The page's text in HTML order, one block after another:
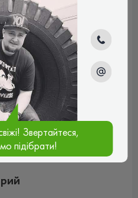
весни. Віддав
був з ним знайомий
виробник не
тримають дорогу і авто
шуму також не
помірна ціна
Звертайтеся,
підібрати!